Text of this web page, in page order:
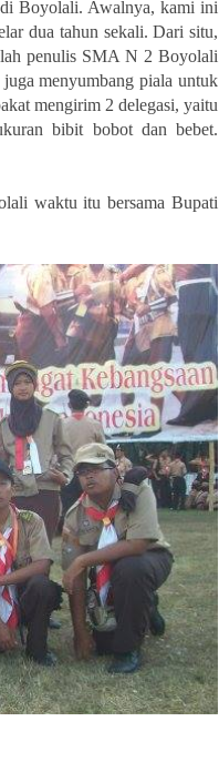
Boyolali. Awalnya, kami ini
dua tahun sekali. Dari situ,
penulis SMA N 2 Boyolali
menyumbang piala untuk
mengirim 2 delegasi, yaitu
bibit bobot dan bebet.
waktu itu bersama Bupati